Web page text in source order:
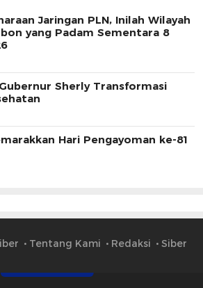
Jaringan PLN, Inilah Wilayah
yang Padam Sementara 8
Sherly Transformasi
Hari Pengayoman ke-81
Tentang Kami Redaksi Siber